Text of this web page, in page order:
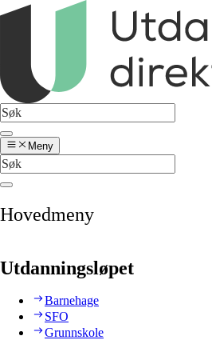
Meny
Hovedmeny
Utdanningsløpet
Barnehage
SFO
Grunnskole